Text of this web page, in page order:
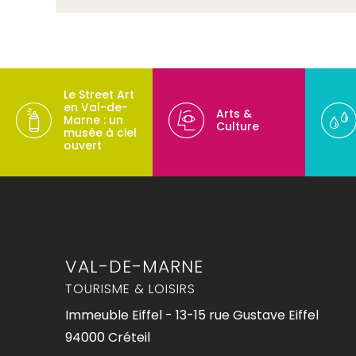
Le Street Art
en Val-de-
Marne : un
musée à ciel
ouvert
Arts &
Culture
VAL-DE-MARNE
TOURISME & LOISIRS
Immeuble Eiffel - 13-15 rue Gustave Eiffel
94000 Créteil